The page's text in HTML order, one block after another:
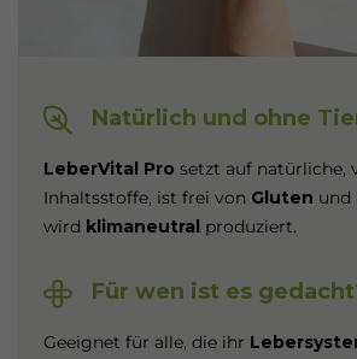
Natürlich und ohne
LeberVital Pro setzt auf natürliche,
Inhaltsstoffe, ist frei von Gluten und
wird klimaneutral produziert.
Für wen ist es
Geeignet für alle, die ihr